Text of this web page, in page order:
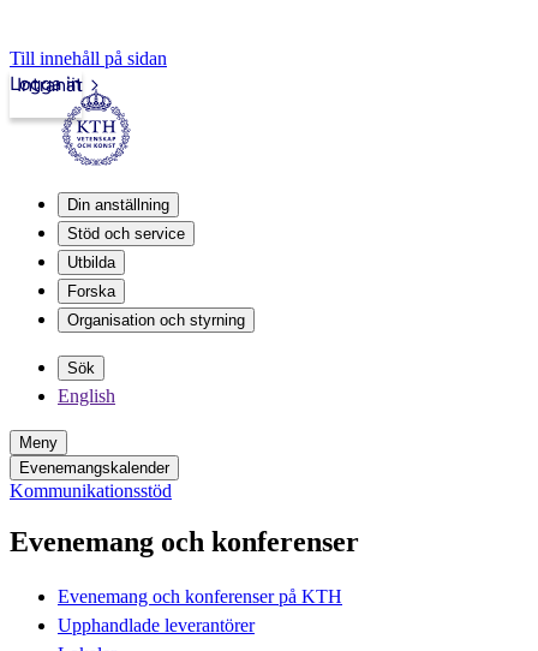
Till innehåll på sidan
Intranät
Logga in
Din anställning
Stöd och service
Utbilda
Forska
Organisation och styrning
Sök
English
Meny
Evenemangskalender
Kommunikationsstöd
Evenemang och konferenser
Evenemang och konferenser på KTH
Upphandlade leverantörer